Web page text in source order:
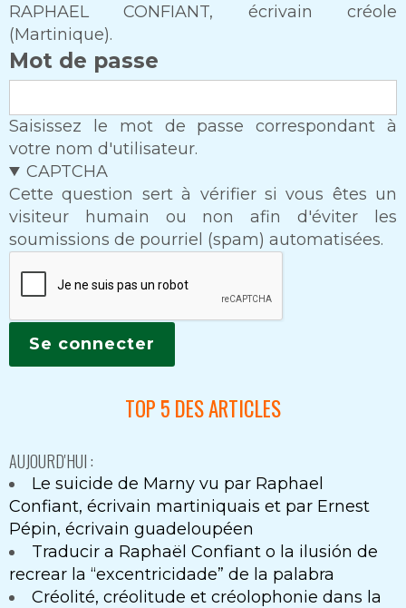
RAPHAEL CONFIANT, écrivain créole
(Martinique).
Mot de passe
Saisissez le mot de passe correspondant à
votre nom d'utilisateur.
CAPTCHA
Cette question sert à vérifier si vous êtes un
visiteur humain ou non afin d'éviter les
soumissions de pourriel (spam) automatisées.
TOP 5 DES ARTICLES
AUJOURD'HUI :
Le suicide de Marny vu par Raphael
Confiant, écrivain martiniquais et par Ernest
Pépin, écrivain guadeloupéen
Traducir a Raphaël Confiant o la ilusión de
recrear la “excentricidade” de la palabra
Créolité, créolitude et créolophonie dans la